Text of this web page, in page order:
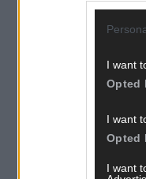
I want
Opted
I want
Opted
I want